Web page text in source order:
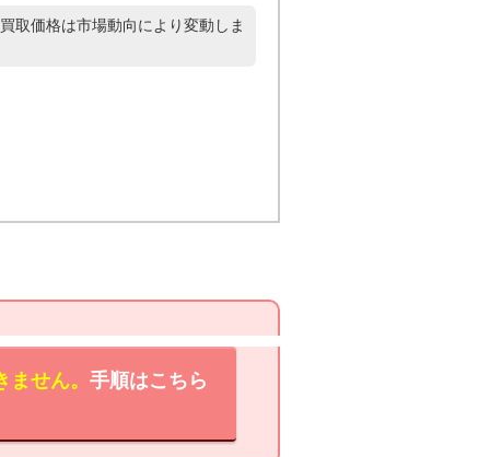
取価格は市場動向により変動しま
せん。 手順はこちら